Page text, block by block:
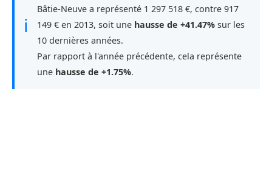
ℹ
Bâtie-Neuve a représenté 1 297 518 €, contre 917
149 € en 2013, soit une hausse de +41.47% sur les
10 dernières années.
Par rapport à l'année précédente, cela représente
une hausse de +1.75%.